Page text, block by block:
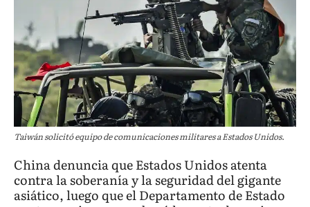
Taiwán solicitó equipo de comunicaciones militares a Estados Unidos.
China denuncia que Estados Unidos atenta
contra la soberanía y la seguridad del gigante
asiático, luego que el Departamento de Estado